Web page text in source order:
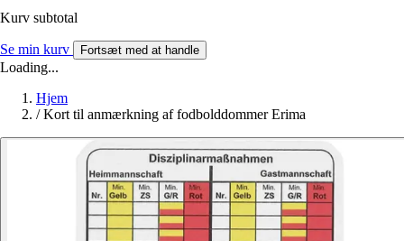
Kurv subtotal
Se min kurv Fortsæt med at handle
Loading...
Hjem
/ Kort til anmærkning af fodbolddommer Erima